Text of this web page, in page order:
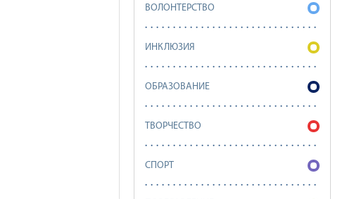
ВОЛОНТЕРСТВО
ИНКЛЮЗИЯ
ОБРАЗОВАНИЕ
ТВОРЧЕСТВО
СПОРТ